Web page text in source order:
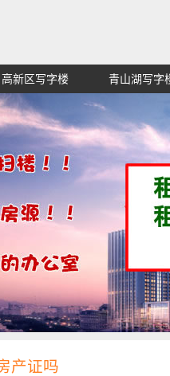
租赁招租出售,找高端高
高新区写字楼 青山湖写字
产证吗